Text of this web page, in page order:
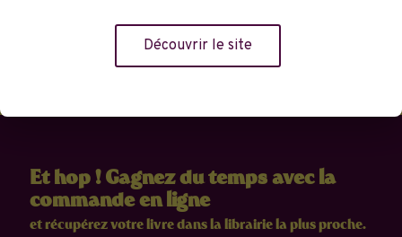
Et hop ! Gagnez du temps avec la
commande en ligne
et récupérez votre livre dans la librairie la plus proche.
Découvrir le site